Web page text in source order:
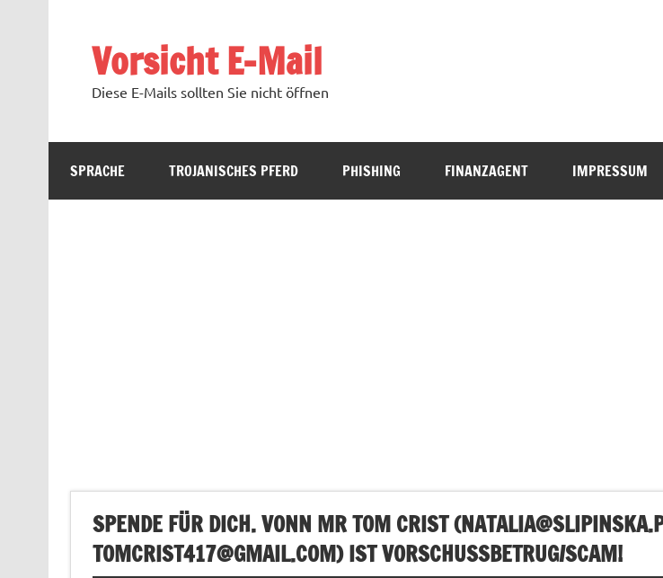
Vorsicht E-Mail
Diese E-Mails sollten Sie nicht öffnen
SPRACHE TROJANISCHES PFERD PHISHING FINANZAGENT IMPRESSUM
SPENDE FÜR DICH. VONN MR TOM CRIST (
TOMCRIST417@GMAIL.COM) IST VORSCHUSSBETRUG/SCAM!